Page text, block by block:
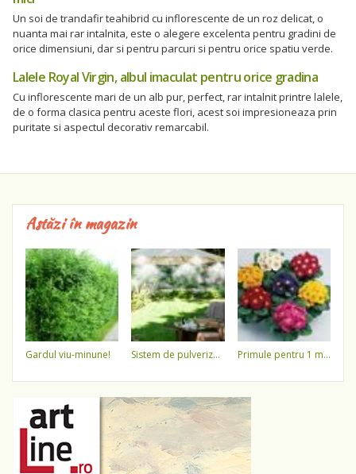
Un soi de trandafir teahibrid cu inflorescente de un roz delicat, o
nuanta mai rar intalnita, este o alegere excelenta pentru gradini de
orice dimensiuni, dar si pentru parcuri si pentru orice spatiu verde.
Lalele Royal Virgin, albul imaculat pentru orice gradina
Cu inflorescente mari de un alb pur, perfect, rar intalnit printre lalele,
de o forma clasica pentru aceste flori, acest soi impresioneaza prin
puritate si aspectul decorativ remarcabil.
Astăzi în magazin
gardul viu-minune! sistem de pulverizare a apei primule pentru 1 martie 3,5 lei / ghiveci !!!!